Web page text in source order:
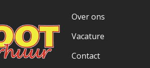
Over ons
Vacature
Contact